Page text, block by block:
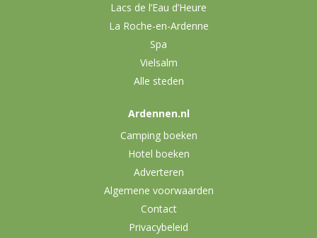
Lacs de l’Eau d’Heure
La Roche-en-Ardenne
Spa
Vielsalm
Alle steden
Ardennen.nl
Camping boeken
Hotel boeken
Adverteren
Algemene voorwaarden
Contact
Privacybeleid